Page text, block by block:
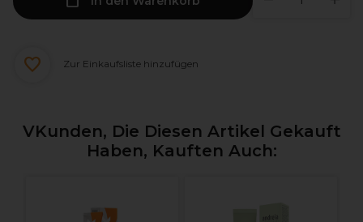
Zur Einkaufsliste hinzufügen
VKunden, Die Diesen Artikel Gekauft
Haben, Kauften Auch: